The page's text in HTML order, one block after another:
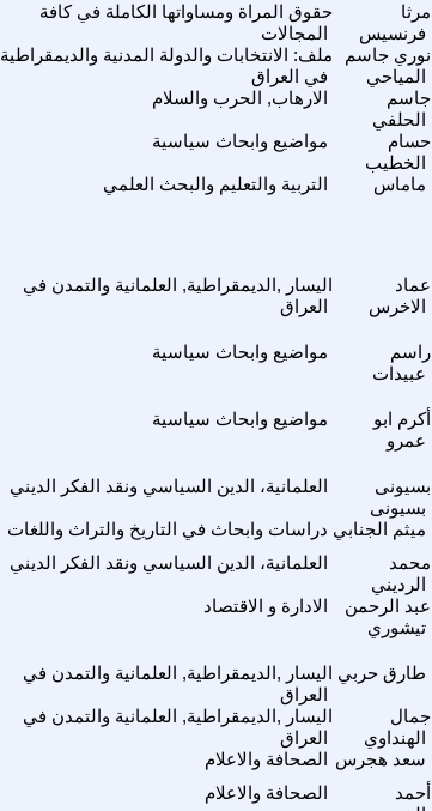
حقوق المراة ومساواتها الكاملة في كافة
المجالات
مرثا
فرنسيس
ملف: الانتخابات والدولة المدنية والديمقراطية
في العراق
نوري جاسم
المياحي
الارهاب, الحرب والسلام
جاسم
الحلفي
مواضيع وابحاث سياسية
حسام
الخطيب
التربية والتعليم والبحث العلمي ماماس
اليسار ,الديمقراطية, العلمانية والتمدن في
العراق
عماد
الاخرس
مواضيع وابحاث سياسية
راسم
عبيدات
مواضيع وابحاث سياسية
أكرم ابو
عمرو
العلمانية، الدين السياسي ونقد الفكر الديني
بسيونى
بسيونى
دراسات وابحاث في التاريخ والتراث واللغات ميثم الجنابي
العلمانية، الدين السياسي ونقد الفكر الديني
محمد
الرديني
الادارة و الاقتصاد
عبد الرحمن
تيشوري
اليسار ,الديمقراطية, العلمانية والتمدن في
العراق
طارق حربي
اليسار ,الديمقراطية, العلمانية والتمدن في
العراق
جمال
الهنداوي
الصحافة والاعلام سعد هجرس
الصحافة والاعلام
أحمد